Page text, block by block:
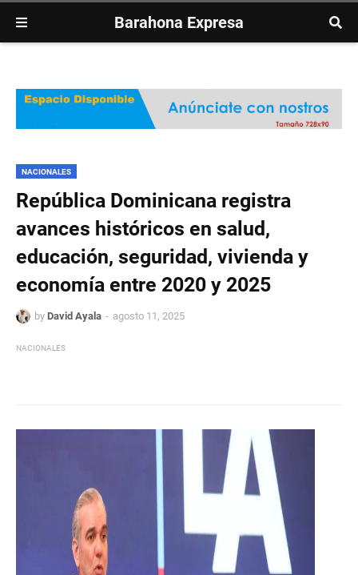
Barahona Expresa
NACIONALES
República Dominicana registra
avances históricos en salud,
educación, seguridad, vivienda y
economía entre 2020 y 2025
by David Ayala agosto 11, 2025
NACIONALES